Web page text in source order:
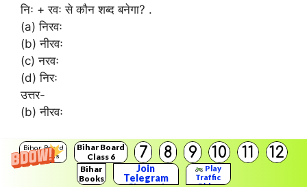
Bihar Board
Solutions
Bihar Board
Class 6
7 8 9 10 11 12
Bihar
Books
Join
Telegram
Play
Traffic
निः + रवः से कौन शब्द बनेगा? .
(a) निरवः
(b) नीरवः
(c) नरवः
(d) निरः
उत्तर-
(b) नीरवः
प्रश्न 56.
निः + रोग: से कौन शब्द बनेगा?